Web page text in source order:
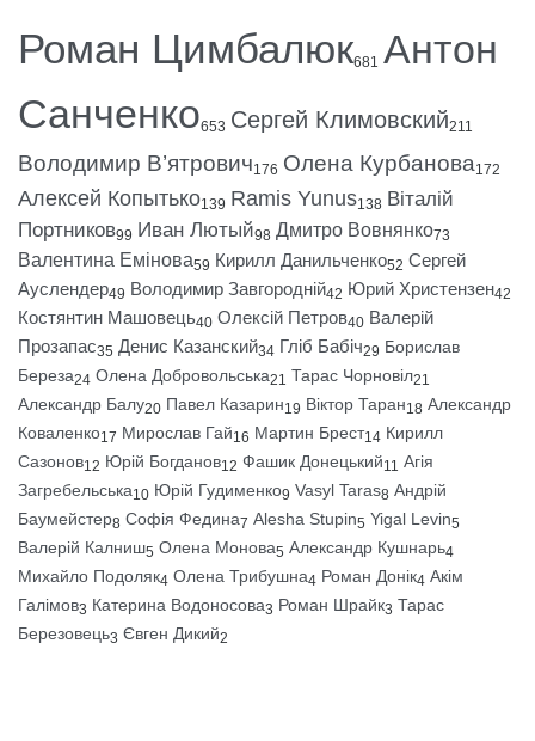
Роман Цимбалюк681 Антон
Санченко653 Сергей Климовский211
Володимир В’ятрович176 Олена Курбанова172
Алексей Копытько139 Ramis Yunus138 Віталій
Портников99 Иван Лютый98 Дмитро Вовнянко73
Валентина Емінова59 Кирилл Данильченко52 Сергей
Ауслендер49 Володимир Завгородній42 Юрий Христензен42
Костянтин Машовець40 Олексій Петров40 Валерій
Прозапас35 Денис Казанский34 Гліб Бабіч29 Борислав
Береза24 Олена Добровольська21 Тарас Чорновіл21
Александр Балу20 Павел Казарин19 Віктор Таран18 Александр
Коваленко17 Мирослав Гай16 Мартин Брест14 Кирилл
Сазонов12 Юрій Богданов12 Фашик Донецький11 Агія
Загребельська10 Юрій Гудименко9 Vasyl Taras8 Андрій
Баумейстер8 Софія Федина7 Alesha Stupin5 Yigal Levin5
Валерій Калниш5 Олена Монова5 Александр Кушнарь4
Михайло Подоляк4 Олена Трибушна4 Роман Донік4 Акім
Галімов3 Катерина Водоносова3 Роман Шрайк3 Тарас
Березовець3 Євген Дикий2